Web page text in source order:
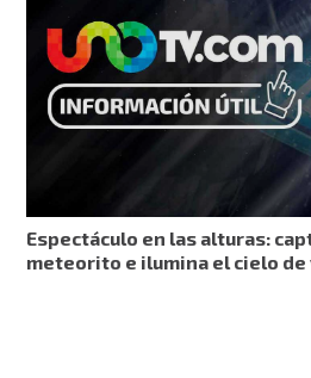
Espectáculo en las alturas:
meteorito e ilumina el cielo de